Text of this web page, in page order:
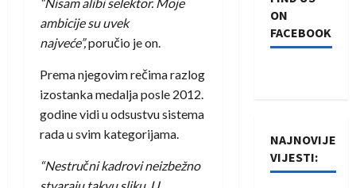
ambicije su uvek
najveće”,poručio je on.
Prema njegovim rečima razlog
izostanka medalja posle 2012.
godine vidi u odsustvu sistema
rada u svim kategorijama.
“Nestručni kadrovi neizbežno
ON
FACEBOOK
NAJNOVIJE
VIJESTI: